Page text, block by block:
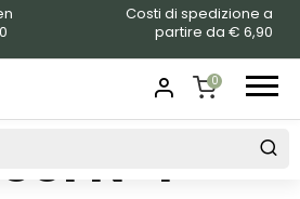
Costi di spedizione a
partire da € 6,90
0
SHOPPING
T